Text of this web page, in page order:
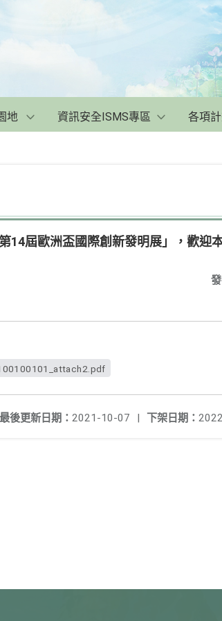
地 資訊安全ISMS專區 各項
14屆歐洲盃國際創新發明展」，歡迎
下架日期：
最後更新日期： 2021-10-07 |